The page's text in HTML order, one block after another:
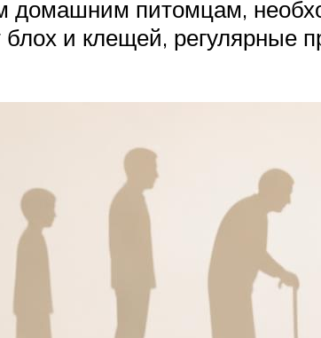
домашним питомцам,
и клещей, регулярные